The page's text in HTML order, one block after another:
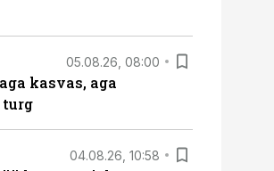
05.08.26, 08:00
kasvas, aga
turg
04.08.26, 10:58